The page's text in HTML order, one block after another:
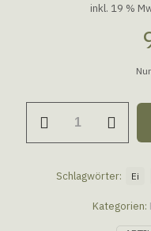
inkl. 19 %
Kategorien:
Schlagwörter: Ei